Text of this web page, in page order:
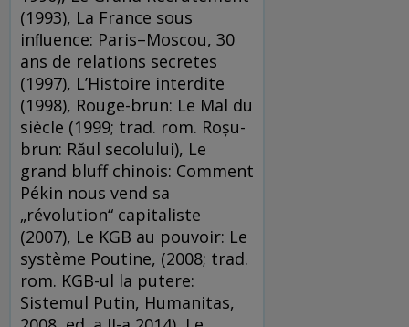
(1993), La France sous
inﬂuence: Paris–Moscou, 30
ans de relations secretes
(1997), L’Histoire interdite
(1998), Rouge-brun: Le Mal du
siècle (1999; trad. rom. Roșu-
brun: Răul secolului), Le
grand bluff chinois: Comment
Pékin nous vend sa
„révolution“ capitaliste
(2007), Le KGB au pouvoir: Le
système Poutine, (2008; trad.
rom. KGB-ul la putere:
Sistemul Putin, Humanitas,